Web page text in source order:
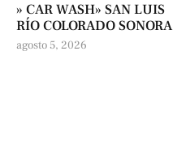
» CAR WASH» SAN LUIS
RÍO COLORADO SONORA
agosto 5, 2026